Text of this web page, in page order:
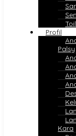
Profil
Palsy
Kara